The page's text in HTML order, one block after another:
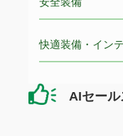
快適装備・イン
AIセール